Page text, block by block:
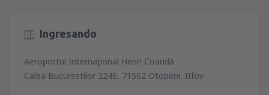
Ingresando
Aeroportul Internaţional Henri Coandă
Calea Bucurestilor 224E, 71562 Otopeni, IIfov